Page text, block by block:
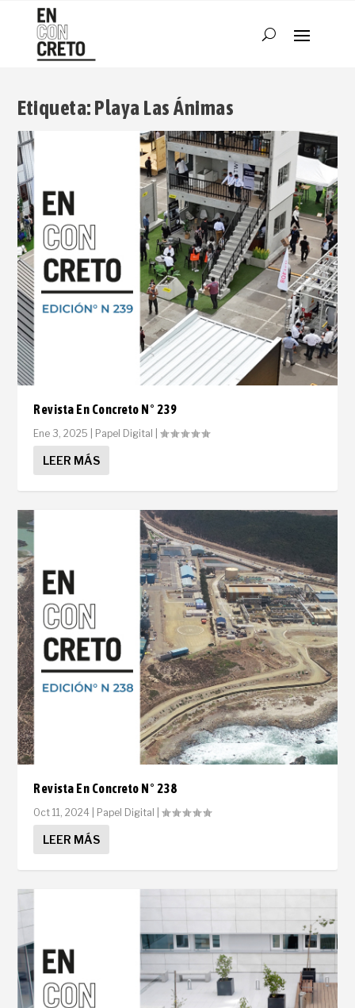
Etiqueta: Playa Las Ánimas
Revista En Concreto N° 239
Ene 3, 2025 Papel Digital |
LEER MÁS
Revista En Concreto N° 238
Oct 11, 2024 Papel Digital |
LEER MÁS